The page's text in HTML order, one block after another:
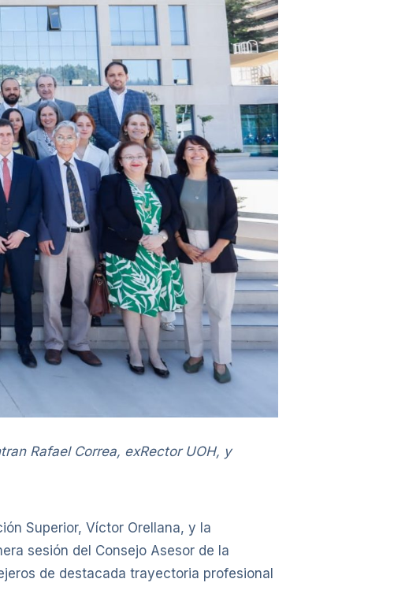
Rafael Correa, exRector UOH, y
Superior, Víctor Orellana, y la
sesión del Consejo Asesor de la
de destacada trayectoria profesional